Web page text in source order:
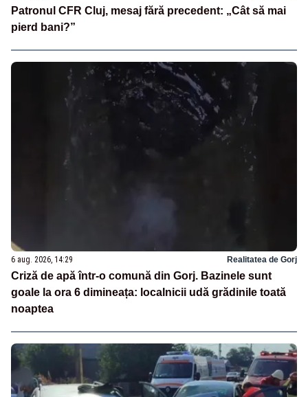
Patronul CFR Cluj, mesaj fără precedent: „Cât să mai
pierd bani?”
6 aug. 2026, 14:29 Realitatea de Gorj
Criză de apă într-o comună din Gorj. Bazinele sunt
goale la ora 6 dimineața: localnicii udă grădinile toată
noaptea